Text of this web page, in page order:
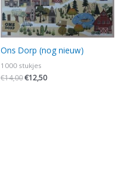
Ons Dorp (nog nieuw)
1000 stukjes
€14,00€12,50